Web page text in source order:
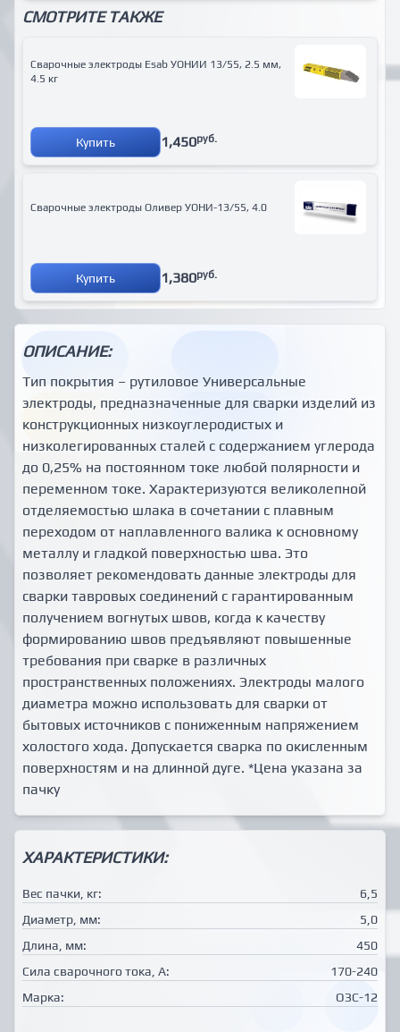
СМОТРИТЕ ТАКЖЕ
Сварочные электроды Esab УОНИИ 13/55, 2.5 мм,
4.5 кг
Купить 1,450руб.
Сварочные электроды Оливер УОНИ-13/55, 4.0
Купить 1,380руб.
ОПИСАНИЕ:
Тип покрытия – рутиловое Универсальные
электроды, предназначенные для сварки изделий из
конструкционных низкоуглеродистых и
низколегированных сталей с содержанием углерода
до 0,25% на постоянном токе любой полярности и
переменном токе. Характеризуются великолепной
отделяемостью шлака в сочетании с плавным
переходом от наплавленного валика к основному
металлу и гладкой поверхностью шва. Это
позволяет рекомендовать данные электроды для
сварки тавровых соединений с гарантированным
получением вогнутых швов, когда к качеству
формированию швов предъявляют повышенные
требования при сварке в различных
пространственных положениях. Электроды малого
диаметра можно использовать для сварки от
бытовых источников с пониженным напряжением
холостого хода. Допускается сварка по окисленным
поверхностям и на длинной дуге. *Цена указана за
пачку
ХАРАКТЕРИСТИКИ:
Вес пачки, кг:
6,5
Диаметр, мм:
5,0
Длина, мм:
450
Сила сварочного тока, А:
170-240
Марка:
ОЗС-12